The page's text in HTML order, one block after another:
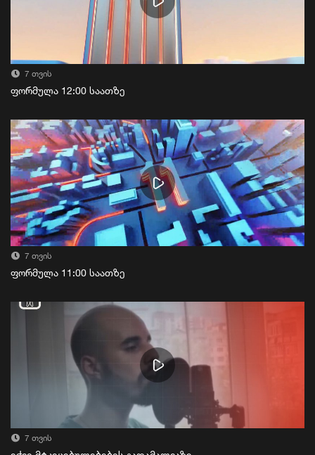
7 თვის
ფორმულა 12:00 საათზე
7 თვის
ფორმულა 11:00 საათზე
7 თვის